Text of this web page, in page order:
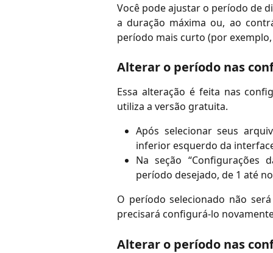
Você pode ajustar o período de
a duração máxima ou, ao
período mais curto (por exemplo,
Alterar o período nas
Essa alteração é feita nas
utiliza a versão gratuita.
Após selecionar seus
inferior esquerdo da
Na seção “Configurações
período desejado, de 1 até
O período selecionado não
precisará configurá-lo
Alterar o período nas